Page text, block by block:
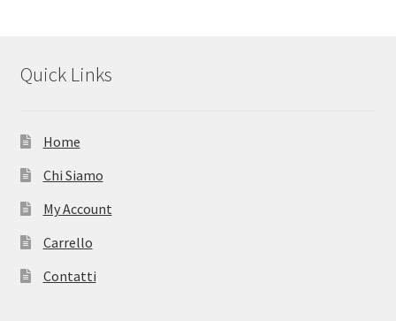
114,00 €
Quick Links
Home
Chi Siamo
My Account
Carrello
Contatti